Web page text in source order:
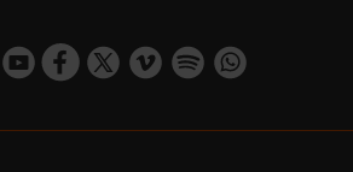
turismo-valencia/mycompany/
www.instagram.com/visit_valencia/
https://www.youtube.com/user/
https://www.facebook.com/
https://twitter.com/
https://vimeo.com/
https://https://api.whatsapp.com/